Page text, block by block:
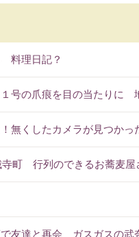
理日記？
の爪痕を目の当たりに
くしたカメラが見つかっ
町 行列のできるお蕎麦屋
友達と再会 ガスガスの武